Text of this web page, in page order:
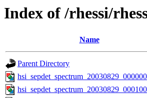
Index of /rhessi/
Name
Parent Directory